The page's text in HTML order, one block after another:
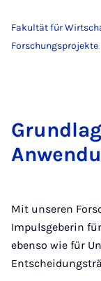
Fakultät für
Forschungsprojekte
Mit unseren
Impulsgeberin
ebenso wie für